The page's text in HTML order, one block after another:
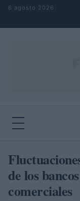
Saltar al contenido
6 agosto 2026
Buscar
de los
comerciales